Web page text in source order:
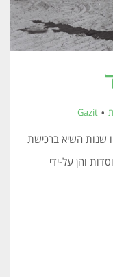
Gazit
גבולות השנים 1930-1936 היו שנות השיא ברכישת
והן על-ידי